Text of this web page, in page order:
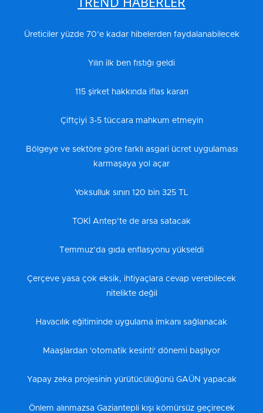
Üreticiler yüzde 70’e kadar hibelerden faydalanabilecek
Yılın ilk ben fıstığı geldi
115 şirket hakkında iflas kararı
Çiftçiyi 3-5 tüccara mahkum etmeyin
Bölgeye ve sektöre göre farklı asgari ücret uygulaması
karmaşaya yol açar
Yoksulluk sınırı 120 bin 325 TL
TOKİ Antep’te de arsa satacak
Temmuz’da gıda enflasyonu yükseldi
Çerçeve yasa çok eksik, ihtiyaçlara cevap verebilecek
nitelikte değil
Havacılık eğitiminde uygulama imkanı sağlanacak
Maaşlardan 'otomatik kesinti' dönemi başlıyor
Yapay zeka projesinin yürütücülüğünü GAÜN yapacak
Önlem alınmazsa Gaziantepli kışı kömürsüz geçirecek